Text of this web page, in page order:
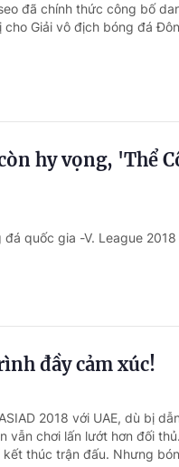
đã chính thức công bố
Giải vô địch bóng đá
hy vọng, 'Thể
quốc gia -V. League
đầy cảm xúc!
2018 với UAE, dù bị
vẫn chơi lấn lướt hơn đối
thúc trận đấu. Nhưng